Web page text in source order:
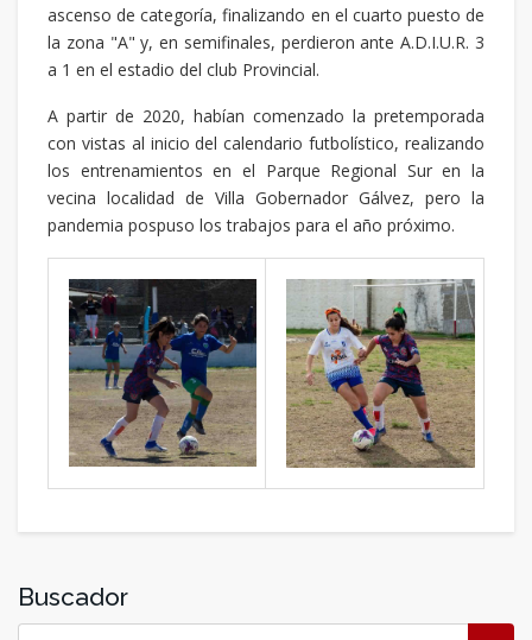
ascenso de categoría, finalizando en el cuarto puesto de
la zona "A" y, en semifinales, perdieron ante A.D.I.U.R. 3
a 1 en el estadio del club Provincial.
A partir de 2020, habían comenzado la pretemporada
con vistas al inicio del calendario futbolístico, realizando
los entrenamientos en el Parque Regional Sur en la
vecina localidad de Villa Gobernador Gálvez, pero la
pandemia pospuso los trabajos para el año próximo.
Buscador